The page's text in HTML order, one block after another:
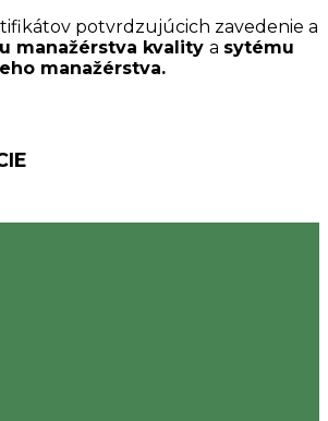
potvrdzujúcich zavedenie a
manažérstva kvality a sytému
manažérstva.